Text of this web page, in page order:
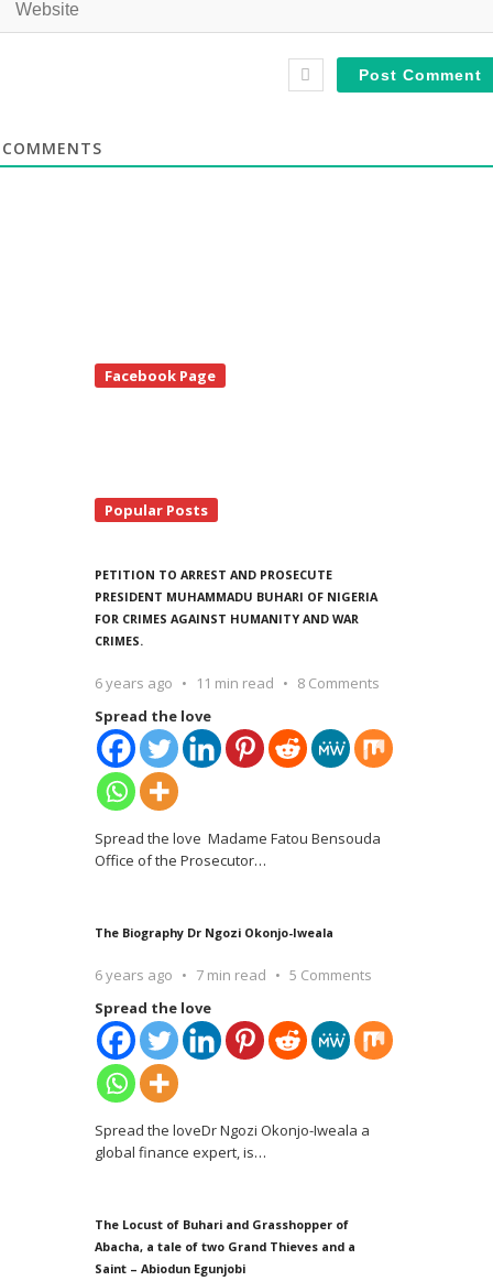
Facebook Page
Popular Posts
PETITION TO ARREST AND PROSECUTE
PRESIDENT MUHAMMADU BUHARI OF NIGERIA
FOR CRIMES AGAINST HUMANITY AND WAR
CRIMES.
6 years ago 11 min read
8 Comments
Spread the love
Spread the love Madame Fatou Bensouda
Office of the Prosecutor…
The Biography Dr Ngozi Okonjo-Iweala
6 years ago 7 min read
5 Comments
Spread the love
Spread the loveDr Ngozi Okonjo-Iweala a
global finance expert, is…
The Locust of Buhari and Grasshopper of
Abacha, a tale of two Grand Thieves and a
Saint – Abiodun Egunjobi